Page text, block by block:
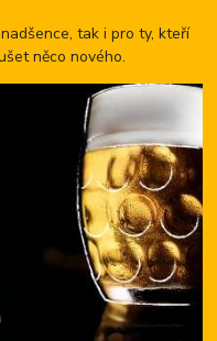
tak i pro ty, kteří
něco nového.